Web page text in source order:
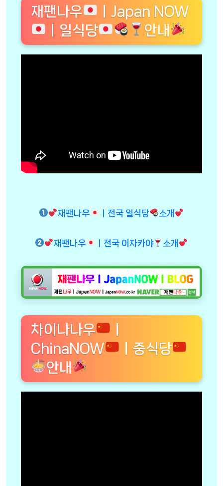
재팬나우
ㅣJapan NOW
ㅣ일식당
안내
재팬나우 ㅣ전국 일식당 소개
재팬나우 ㅣ전국 이자카야 소개
차이나나우
ChinaNOW
ㅣ중식당
안내